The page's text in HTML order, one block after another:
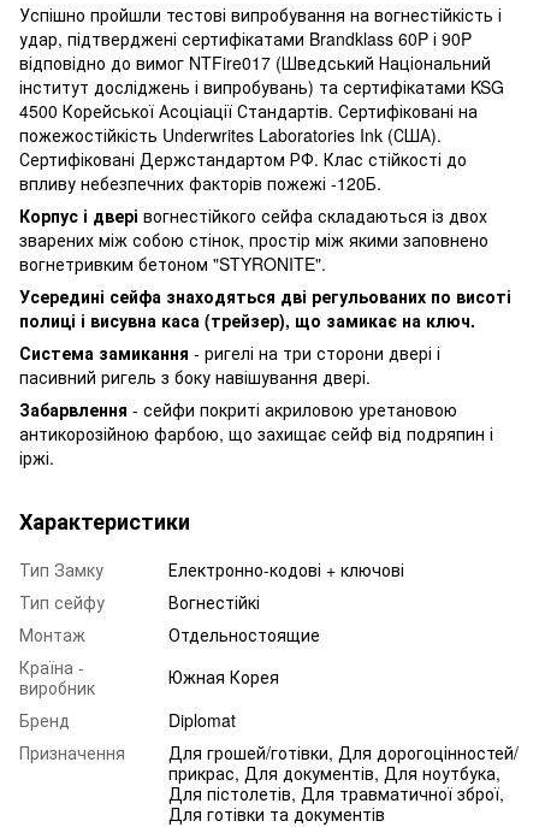
Успішно пройшли тестові випробування на вогнестійкість і
удар, підтверджені сертифікатами Brandklass 60P і 90P
відповідно до вимог NTFire017 (Шведський Національний
інститут досліджень і випробувань) та сертифікатами KSG
4500 Корейської Асоціації Стандартів. Сертифіковані на
пожежостійкість Underwrites Laboratories Ink (США).
Сертифіковані Держстандартом РФ. Клас стійкості до
впливу небезпечних факторів пожежі -120Б.
Корпус і двері вогнестійкого сейфа складаються із двох
зварених між собою стінок, простір між якими заповнено
вогнетривким бетоном "STYRONITE".
Усередині сейфа знаходяться дві регульованих по висоті
полиці і висувна каса (трейзер), що замикає на ключ.
Система замикання - ригелі на три сторони двері і
пасивний ригель з боку навішування двері.
Забарвлення - сейфи покриті акриловою уретановою
антикорозійною фарбою, що захищає сейф від подряпин і
іржі.
Характеристики
Тип Замку
Електронно-кодові + ключові
Тип сейфу
Вогнестійкі
Монтаж
Отдельностоящие
Країна -
виробник
Южная Корея
Бренд
Diplomat
Призначення
Для грошей/готівки, Для дорогоцінностей/
прикрас, Для документів, Для ноутбука,
Для пістолетів, Для травматичної зброї,
Для готівки та документів